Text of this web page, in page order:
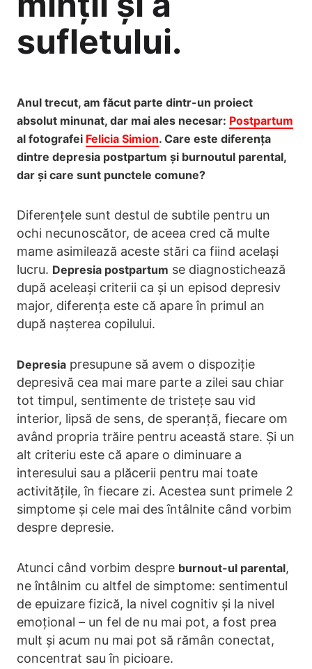
sufletului.
Anul trecut, am făcut parte dintr-un proiect
absolut minunat, dar mai ales necesar: Postpartum
al fotografei Felicia Simion. Care este diferența
dintre depresia postpartum și burnoutul parental,
dar și care sunt punctele comune?
Diferențele sunt destul de subtile pentru un
ochi necunoscător, de aceea cred că multe
mame asimilează aceste stări ca fiind același
lucru. Depresia postpartum se diagnostichează
după aceleași criterii ca și un episod depresiv
major, diferența este că apare în primul an
după nașterea copilului.
Depresia presupune să avem o dispoziție
depresivă cea mai mare parte a zilei sau chiar
tot timpul, sentimente de tristețe sau vid
interior, lipsă de sens, de speranță, fiecare om
având propria trăire pentru această stare. Și un
alt criteriu este că apare o diminuare a
interesului sau a plăcerii pentru mai toate
activitățile, în fiecare zi. Acestea sunt primele 2
simptome și cele mai des întâlnite când vorbim
despre depresie.
Atunci când vorbim despre burnout-ul parental,
ne întâlnim cu altfel de simptome: sentimentul
de epuizare fizică, la nivel cognitiv și la nivel
emoțional – un fel de nu mai pot, a fost prea
mult și acum nu mai pot să rămân conectat,
concentrat sau în picioare.